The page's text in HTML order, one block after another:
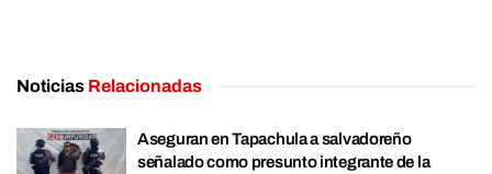
Noticias Relacionadas
Aseguran en Tapachula a salvadoreño
señalado como presunto integrante de la